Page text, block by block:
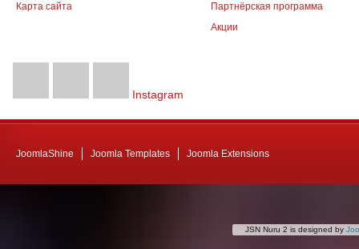
Карта сайта
Партнёрская программа
Акции
Instagram
JoomlaShine Joomla Templates Joomla Extensions
JSN Nuru 2 is designed by